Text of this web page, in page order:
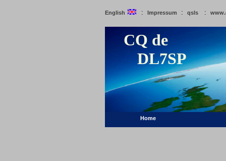
English : Impressum : qsls :
CQ de
DL7SP
Home